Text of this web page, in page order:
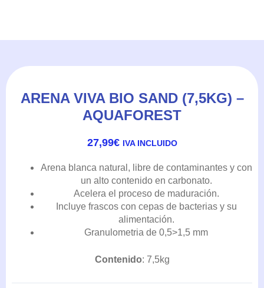
ARENA VIVA BIO SAND (7,5KG) –
AQUAFOREST
27,99€ IVA INCLUIDO
Arena blanca natural, libre de contaminantes y con
un alto contenido en carbonato.
Acelera el proceso de maduración.
Incluye frascos con cepas de bacterias y su
alimentación.
Granulometria de 0,5>1,5 mm
Contenido: 7,5kg